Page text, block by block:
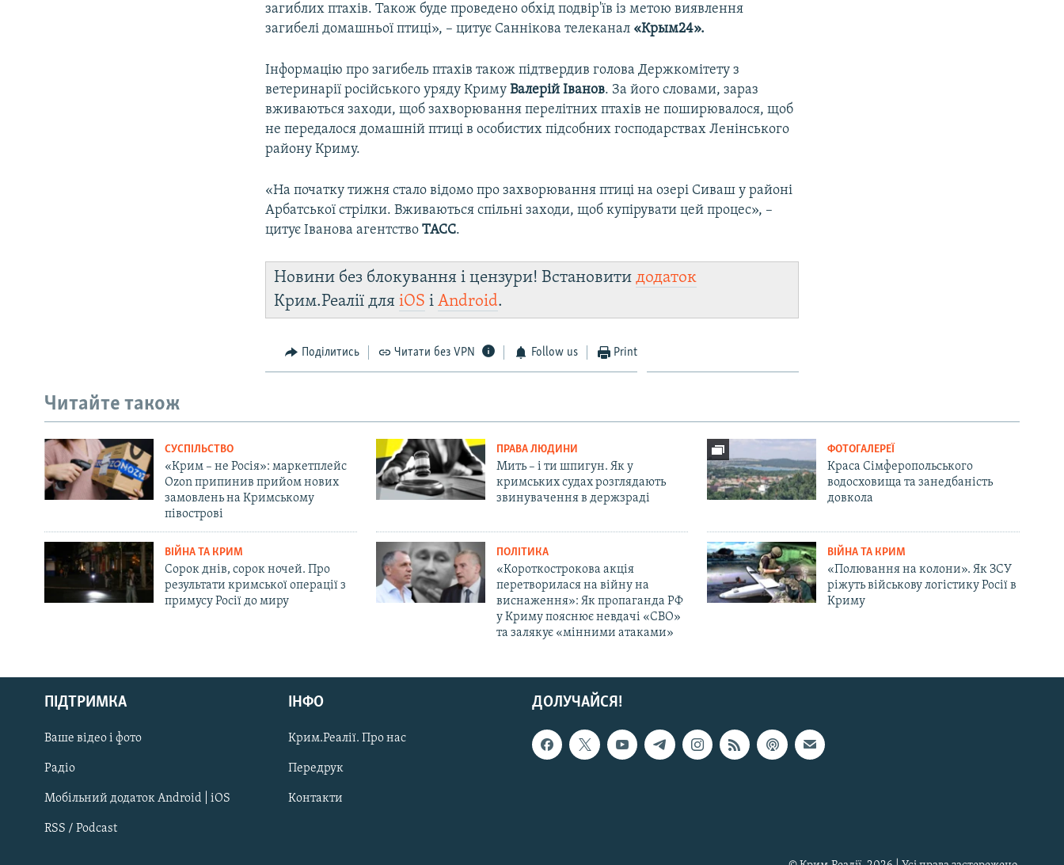
Русский
Qırımtatar
ДОЛУЧАЙСЯ!
загиблих птахів. Також буде проведено обхід подвір'їв із метою виявлення
загибелі домашньої птиці», – цитує Саннікова телеканал «Крым24».
Інформацію про загибель птахів також підтвердив голова Держкомітету з
ветеринарії російського уряду КримуВалерій Іванов. За його словами, зараз
вживаються заходи, щоб захворювання перелітних птахів не поширювалося, щоб
не передалося домашній птиці в особистих підсобних господарствах Ленінського
району Криму.
«На початку тижня стало відомо про захворювання птиці на озері Сиваш у районі
Арбатської стрілки. Вживаються спільні заходи, щоб купірувати цей процес», –
цитує Іванова агентствоТАСС.
Новини без блокування і цензури! Встановитидодаток
Крим.Реалії дляiOS іAndroid.
Поділитись Читати без VPN Follow us Print
Читайте також
СУСПІЛЬСТВО
«Крим – не Росія»: маркетплейс
Ozon припинив прийом нових
замовлень на Кримському
півострові
ПРАВА ЛЮДИНИ
Мить – і ти шпигун. Як у
кримських судах розглядають
звинувачення в держзраді
ФОТОГАЛЕРЕЇ
Краса Сімферопольського
водосховища та занедбаність
довкола
ВІЙНА ТА КРИМ
Сорок днів, сорок ночей. Про
результати кримської операції з
примусу Росії до миру
ПОЛІТИКА
«Короткострокова акція
перетворилася на війну на
виснаження»: Як пропаганда РФ
у Криму пояснює невдачі «СВО»
та залякує «мінними атаками»
ВІЙНА ТА КРИМ
«Полювання на колони». Як ЗСУ
ріжуть військову логістику Росії в
Криму
ДОЛУЧАЙСЯ!
ПІДТРИМКА
Ваше відео і фото
Радіо
Мобільний додаток Android | iOS
RSS / Podcast
ІНФО
Крим.Реалії. Про нас
Передрук
Контакти